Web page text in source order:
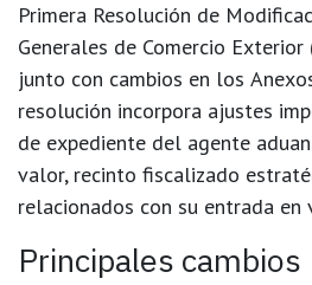
Primera Resolución de
Generales de Comercio Exterior
junto con cambios en los
resolución incorpora ajustes
de expediente del agente
valor, recinto fiscalizado
relacionados con su entrada en
Principales cambios